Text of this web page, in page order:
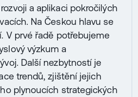
a aplikaci pokročilých
Na Českou hlavu se
V prvé řadě potřebujeme
výzkum a
Další nezbytností je
trendů, zjištění jejich
plynoucích strategických